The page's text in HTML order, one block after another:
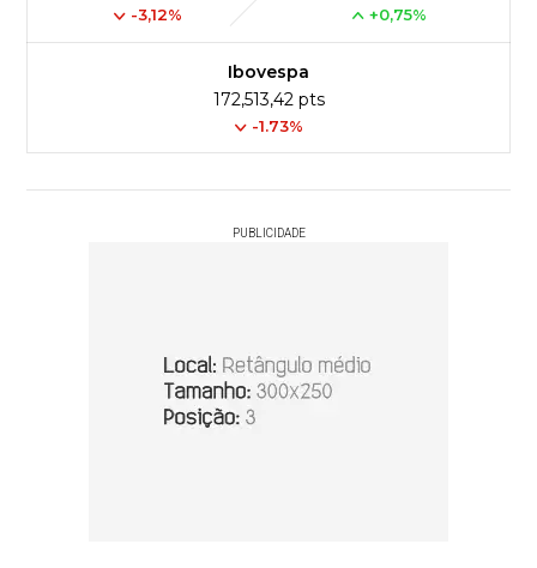
-3,12% +0,75%
Ibovespa
172,513,42 pts
-1.73%
PUBLICIDADE